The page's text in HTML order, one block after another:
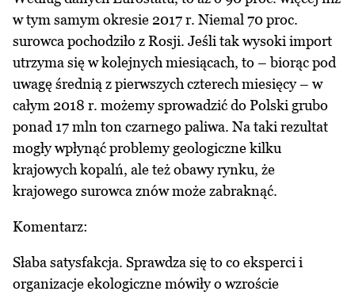
w tym samym okresie 2017 r. Niemal 70 proc.
surowca pochodziło z Rosji. Jeśli tak wysoki import
utrzyma się w kolejnych miesiącach, to – biorąc pod
uwagę średnią z pierwszych czterech miesięcy – w
całym 2018 r. możemy sprowadzić do Polski grubo
ponad 17 mln ton czarnego paliwa. Na taki rezultat
mogły wpłynąć problemy geologiczne kilku
krajowych kopalń, ale też obawy rynku, że
krajowego surowca znów może zabraknąć.
Komentarz:
Słaba satysfakcja. Sprawdza się to co eksperci i
organizacje ekologiczne mówiły o wzroście